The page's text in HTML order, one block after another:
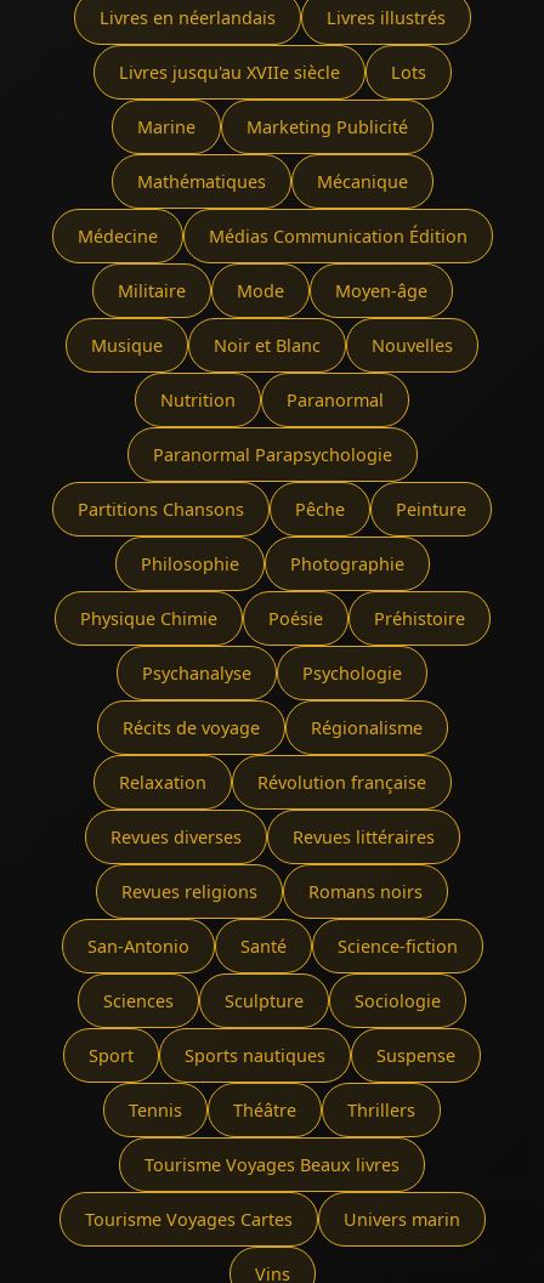
Livres en néerlandais Livres illustrés
Livres jusqu'au XVIIe siècle Lots
Marine Marketing Publicité
Mathématiques Mécanique
Médecine Médias Communication Édition
Militaire Mode Moyen-âge
Musique Noir et Blanc Nouvelles
Nutrition Paranormal
Paranormal Parapsychologie
Partitions Chansons Pêche Peinture
Philosophie Photographie
Physique Chimie Poésie Préhistoire
Psychanalyse Psychologie
Récits de voyage Régionalisme
Relaxation Révolution française
Revues diverses Revues littéraires
Revues religions Romans noirs
San-Antonio Santé Science-fiction
Sciences Sculpture Sociologie
Sport Sports nautiques Suspense
Tennis Théâtre Thrillers
Tourisme Voyages Beaux livres
Tourisme Voyages Cartes Univers marin
Vins